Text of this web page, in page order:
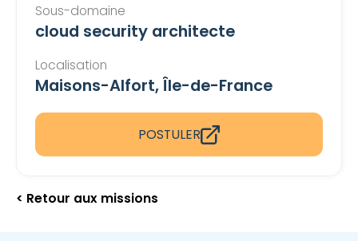
Sous-domaine
cloud security architecte
Localisation
Maisons-Alfort, Île-de-France
POSTULER
< Retour aux missions